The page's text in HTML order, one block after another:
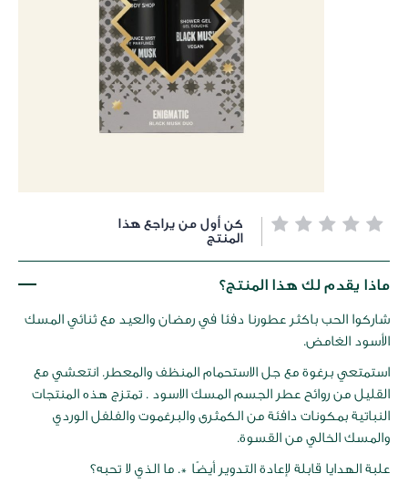
تخطي
بداية
معرض
كن أول من يراجع هذا
المنتج
ماذا يقدم لك هذا المنتج؟
شاركوا الحب باكثر عطورنا دفئا في رمضان والعيد مع ثنائي المسك
الأسود الغامض.
استمتعي برغوة مع جل الاستحمام المنظف والمعطر. انتعشي مع
القليل من روائح عطر الجسم المسك الاسود . تمتزج هذه المنتجات
النباتية بمكونات دافئة من الكمثرى والبرغموت والفلفل الوردي
والمسك الخالي من القسوة.
علبة الهدايا قابلة لإعادة التدوير أيضًا *. ما الذي لا تحبه؟